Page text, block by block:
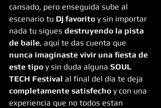
cansado, pero enseguida sube al
escenario tu Dj favorito y sin importar
nada tu sigues destruyendo la pista
de baile, aquí te das cuenta que
nunca imaginaste vivir una fiesta de
este tipo y sin duda alguna SOUL
TECH Festival al final del día te deja
completamente satisfecho y con una
experiencia que no todos estan